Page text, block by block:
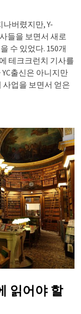
나버렸지만, Y-
들을 보면서 새로
수 있었다. 150개
테크크런치 기사를
출신은 아니지만
사업을 보면서 얻은
읽어야 할